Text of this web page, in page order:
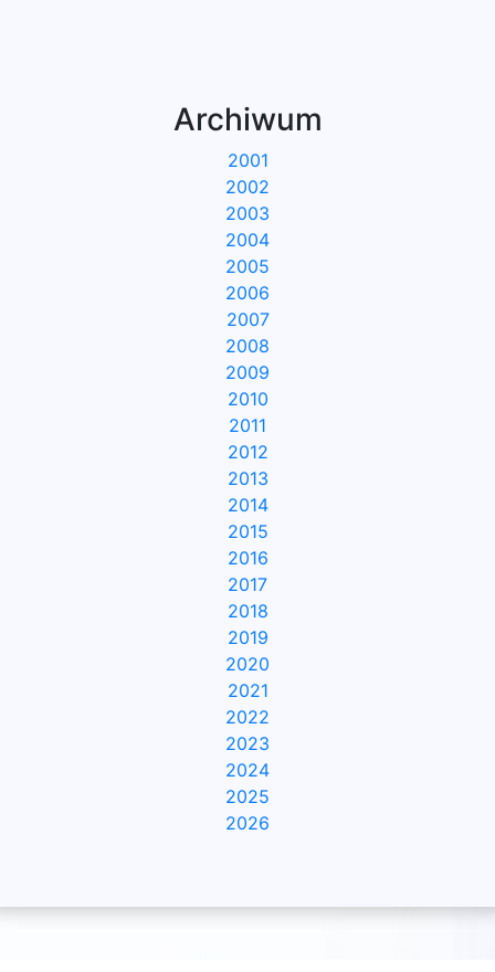
Archiwum
2001
2002
2003
2004
2005
2006
2007
2008
2009
2010
2011
2012
2013
2014
2015
2016
2017
2018
2019
2020
2021
2022
2023
2024
2025
2026